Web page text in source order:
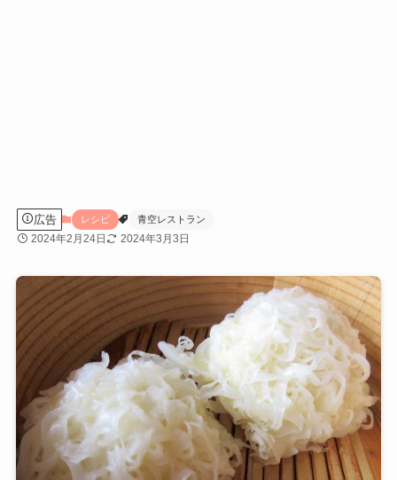
広告 レシピ 青空レストラン
2024年2月24日 2024年3月3日